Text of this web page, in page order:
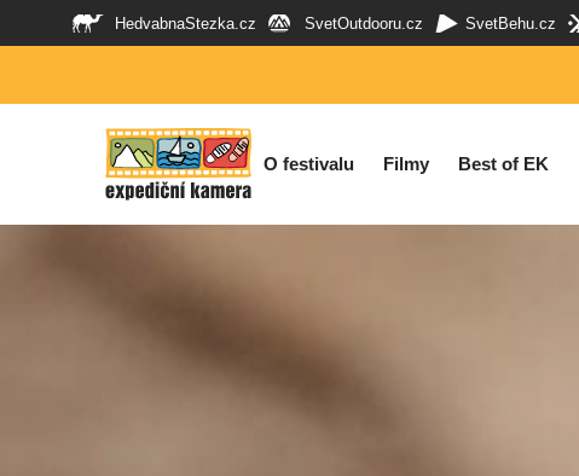
HedvabnaStezka.cz SvetOutdooru.cz SvetBehu.cz
O festivalu Filmy Best of EK